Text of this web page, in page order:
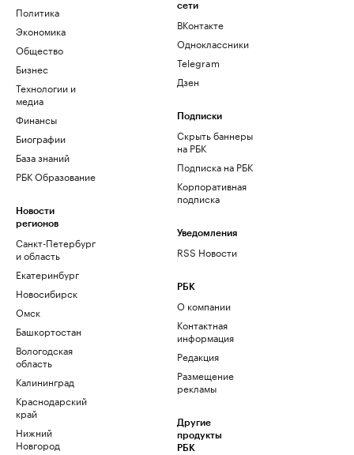
Политика
Экономика
Общество
Бизнес
Технологии и
медиа
Финансы
Биографии
База знаний
РБК Образование
Новости
регионов
Санкт-Петербург
и область
Екатеринбург
Новосибирск
Омск
Башкортостан
Вологодская
область
Калининград
Краснодарский
край
Нижний
Новгород
сети
ВКонтакте
Одноклассники
Telegram
Дзен
Подписки
Скрыть баннеры
на РБК
Подписка на РБК
Корпоративная
подписка
Уведомления
RSS Новости
РБК
О компании
Контактная
информация
Редакция
Размещение
рекламы
Другие
продукты
РБК